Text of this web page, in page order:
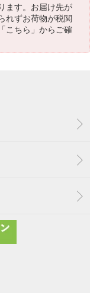
ます。お届け先が
れずお荷物が税関
こちら 」からご確